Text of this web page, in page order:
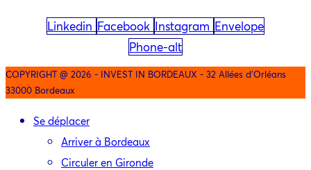
Linkedin Facebook Instagram Envelope
Phone-alt
COPYRIGHT @ 2026 - INVEST IN BORDEAUX - 32 Allées d'Orléans
33000 Bordeaux
Se déplacer
Arriver à Bordeaux
Circuler en Gironde